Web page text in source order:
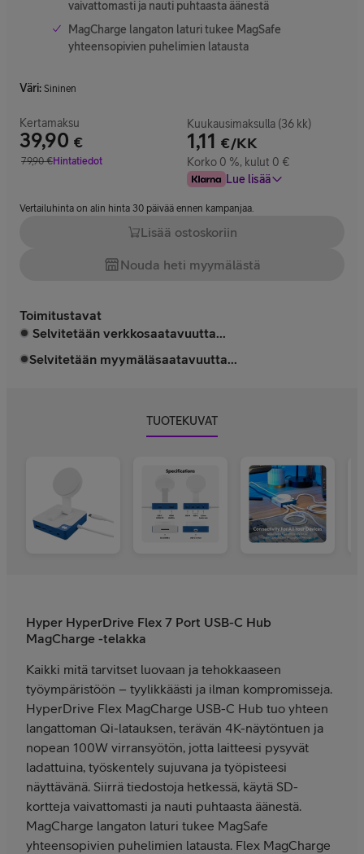
vaivattomasti ja nauti puhtaasta äänestä
MagCharge langaton laturi tukee MagSafe
yhteensopivien puhelimien latausta
Väri: Sininen
Kertamaksu
39,90 €
Hinta 39,90 €
79,90€
Vertailuhinta 79,90 €
Hintatiedot
Kuukausimaksulla (36 kk)
1,11 €/KK
Korko 0 %, kulut 0 €
Lue lisää
Vertailuhinta on alin hinta 30 päivää ennen kampanjaa.
Lisää ostoskoriin
Nouda heti myymälästä
Toimitustavat
Selvitetään verkkosaatavuutta...
Selvitetään myymäläsaatavuutta...
TUOTEKUVAT
Hyper HyperDrive Flex 7 Port USB-C Hub
MagCharge -telakka
Kaikki mitä tarvitset luovaan ja tehokkaaseen
työympäristöön – tyylikkäästi ja ilman kompromisseja.
HyperDrive Flex MagCharge USB-C Hub tuo yhteen
langattoman Qi-latauksen, terävän 4K-näytöntuen ja
nopean 100W virransyötön, jotta laitteesi pysyvät
ladattuina, työskentely sujuvana ja työpisteesi
näyttävänä. Siirrä tiedostoja hetkessä, käytä SD-
kortteja vaivattomasti ja nauti puhtaasta äänestä.
MagCharge langaton laturi tukee MagSafe
yhteensopivien puhelimien latausta. Flex MagCharge